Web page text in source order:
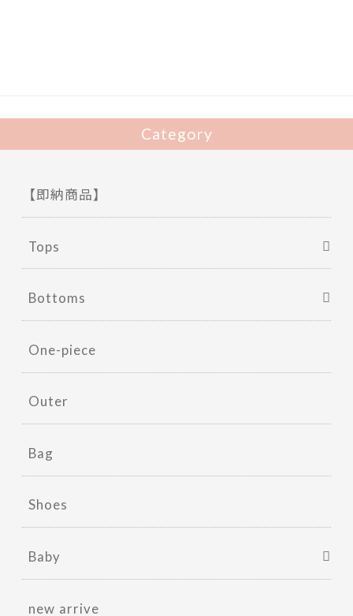
Category
【即納商品】
Tops
Bottoms
One-piece
Outer
Bag
Shoes
Baby
new arrive